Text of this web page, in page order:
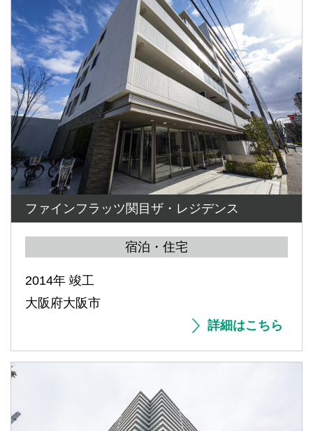
ファインフラッツ関目ザ・レジデンス
宿泊・住宅
2014年 竣工
大阪府大阪市
詳細はこちら